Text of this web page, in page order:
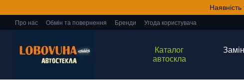
Про нас Обмін та повернення Бренди Угода користувача
Каталог
автоскла